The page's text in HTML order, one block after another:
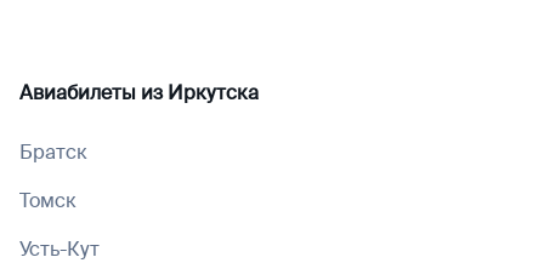
Авиабилеты изИркутска
Братск
Томск
Усть-Кут